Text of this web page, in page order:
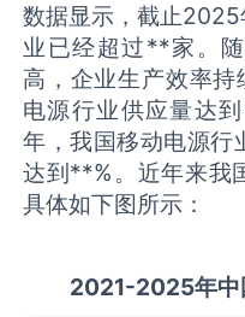
数据显示，截止
业已经超过**家。
高，企业生产效率
电源行业供应量达
年，我国移动电源
达到**%。近年来我
具体如下图所示：
2021-2025年中